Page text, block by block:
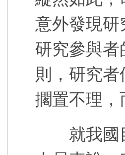
意外發現研
研究參與者
則，研究
擱置不理，
就我國目